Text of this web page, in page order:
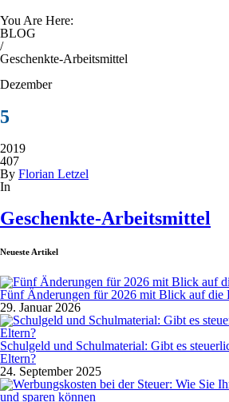
You Are Here:
BLOG
/
Geschenkte-Arbeitsmittel
Dezember
5
2019
407
By Florian Letzel
In
Geschenkte-Arbeitsmittel
Neueste Artikel
Fünf Änderungen für 2026 mit Blick auf die
29. Januar 2026
Schulgeld und Schulmaterial: Gibt es
Eltern?
24. September 2025